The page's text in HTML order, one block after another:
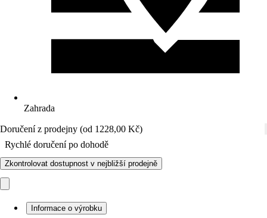
Zahrada
Doručení z prodejny (od 1228,00 Kč)
Rychlé doručení po dohodě
Zkontrolovat dostupnost v nejbližší prodejně
Informace o výrobku